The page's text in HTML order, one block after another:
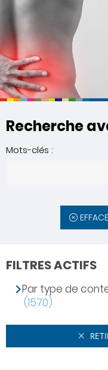
Recherche
Mots-clés :
FILTRES ACTIFS
Par type de
(1570)